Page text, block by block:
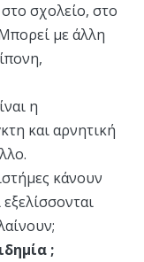
σχολείο, στο
με άλλη
η
και αρνητική
κάνουν
;